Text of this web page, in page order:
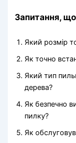
Запитання,
Який розмір
Як точно
Який тип
дерева?
Як безпечно
пилку?
Як